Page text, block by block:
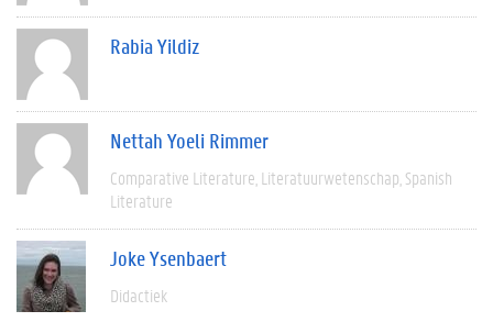
Rabia Yildiz
Nettah Yoeli Rimmer
Comparative Literature Literatuurwetenschap Spanish
Literature
Joke Ysenbaert
Didactiek